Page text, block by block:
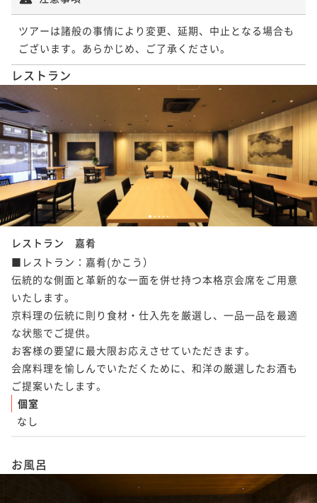
ツアーは諸般の事情により変更、延期、中止となる場合も
ございます。あらかじめ、ご了承ください。
レストラン
1 2 3 4 5
レストラン 嘉肴
■レストラン：嘉肴(かこう）
伝統的な側面と革新的な一面を併せ持つ本格京会席をご用意
いたします。
京料理の伝統に則り食材・仕入先を厳選し、一品一品を最適
な状態でご提供。
お客様の要望に最大限お応えさせていただきます。
会席料理を愉しんでいただくために、和洋の厳選したお酒も
ご提案いたします。
個室
なし
お風呂